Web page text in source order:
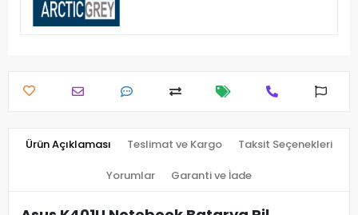
Ürün Açıklaması Teslimat ve Kargo Taksit Seçenekleri
Yorumlar Garanti ve İade